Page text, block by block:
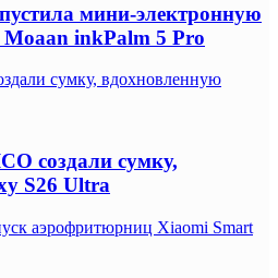
мини-электронную
Moaan inkPalm 5 Pro
сумку, вдохновленную
создали сумку,
S26 Ultra
аэрофритюрниц Xiaomi Smart